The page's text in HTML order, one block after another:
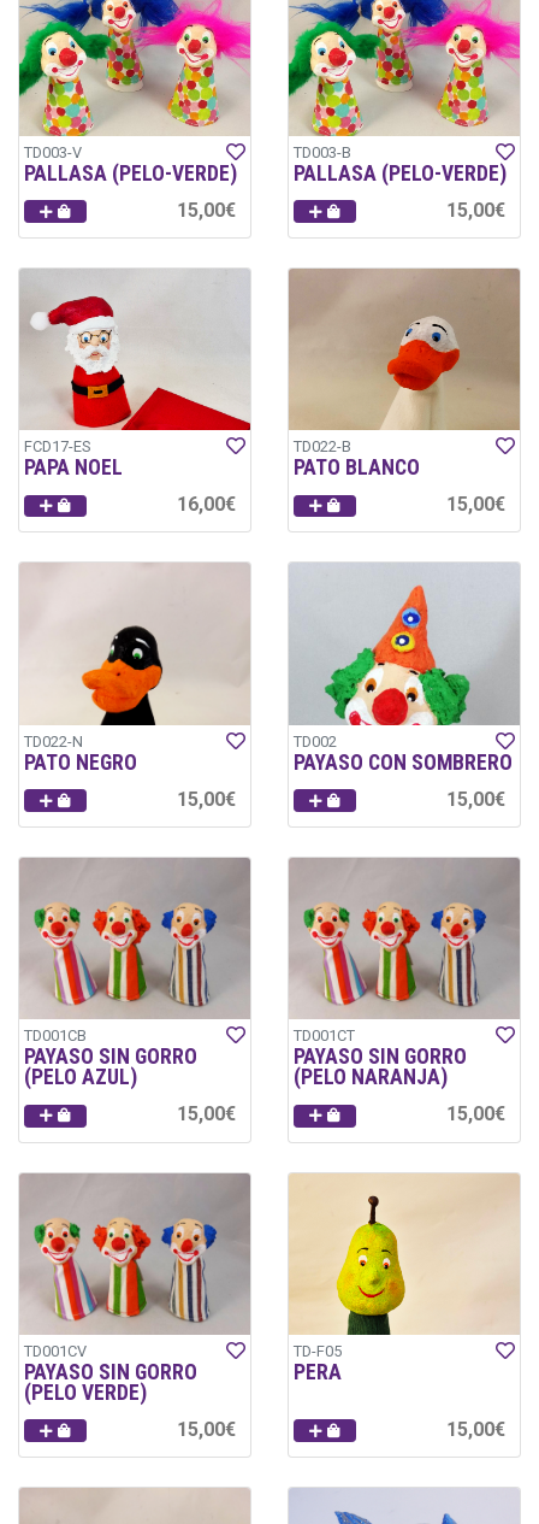
TD003-V
PALLASA (PELO-VERDE)
15,00€
TD003-B
PALLASA (PELO-VERDE)
15,00€
FCD17-ES
PAPA NOEL
16,00€
TD022-B
PATO BLANCO
15,00€
TD022-N
PATO NEGRO
15,00€
TD002
PAYASO CON SOMBRERO
15,00€
TD001CB
PAYASO SIN GORRO
(PELO AZUL)
15,00€
TD001CT
PAYASO SIN GORRO
(PELO NARANJA)
15,00€
TD001CV
PAYASO SIN GORRO
(PELO VERDE)
15,00€
TD-F05
PERA
15,00€